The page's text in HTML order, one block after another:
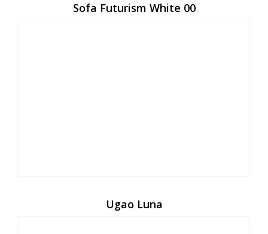
Sofa Futurism White 00
Ugao Luna